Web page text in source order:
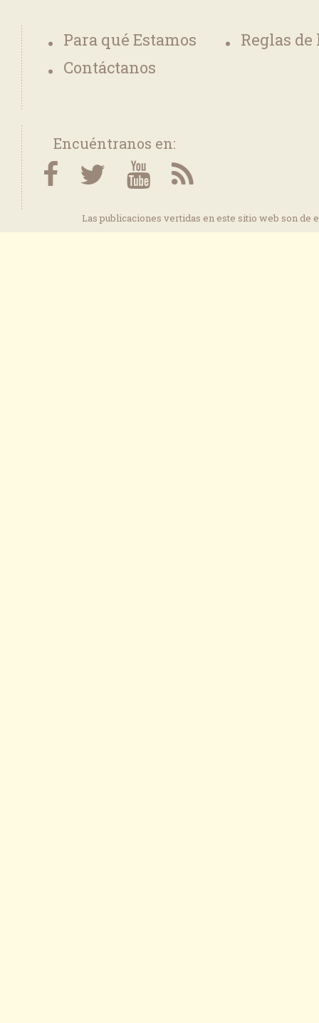
Para qué Estamos
Reglas
Contáctanos
Encuéntranos en:
Las publicaciones vertidas en este sitio web son de